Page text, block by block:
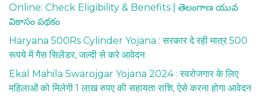
Online: Check Eligibility & Benefits | తెలంగాణ యువ
వికాసం పథకం
Haryana 500Rs Cylinder Yojana : सरकार दे रही मात्र 500
रूपये में गैस सिलेंडर, जल्दी से करे आवेदन
Ekal Mahila Swarojgar Yojana 2024 : स्वरोजगार के लिए
महिलाओं को मिलेगी 1 लाख रुपए की सहायता राशि, ऐसे करना होगा आवेदन